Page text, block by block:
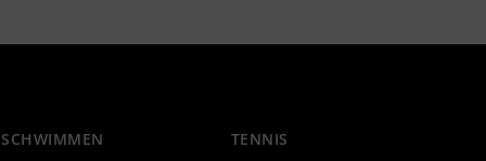
SCHWIMMEN TENNIS